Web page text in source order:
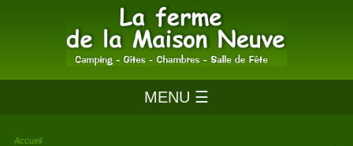
MENU ☰
Accueil